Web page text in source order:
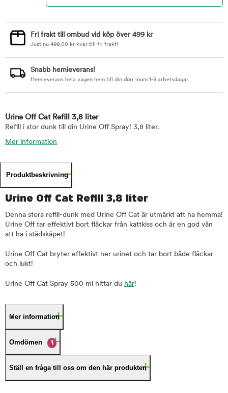
Fri frakt till ombud vid köp över 499 kr
Just nu 499,00 kr kvar till fri frakt!
Snabb hemleverans!
Hemleverans hela vägen hem till din dörr inom 1-3 arbetsdagar.
Urine Off Cat Refill 3,8 liter
Refill i stor dunk till din Urine Off Spray! 3,8 liter.
Mer information
Produktbeskrivning
Urine Off Cat Refill 3,8 liter
Denna stora refill-dunk med Urine Off Cat är utmärkt att ha hemma!
Urine Off tar effektivt bort fläckar från kattkiss och är en god vän
att ha i städskåpet!
Urine Off Cat bryter effektivt ner urinet och tar bort både fläckar
och lukt!
Urine Off Cat Spray 500 ml hittar du här!
Mer information
Omdömen 1
Ställ en fråga till oss om den här produkten